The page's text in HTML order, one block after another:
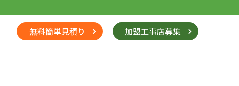
無料簡単見積り 加盟工事店募集